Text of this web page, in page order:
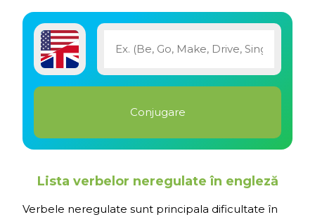
Lista verbelor neregulate în engleză
Verbele neregulate sunt principala dificultate în